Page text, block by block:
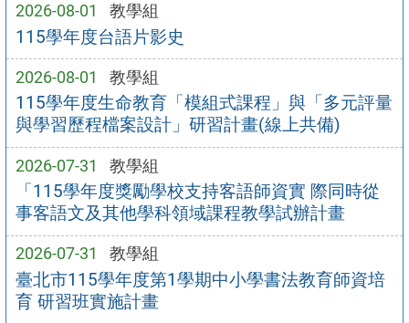
2026-08-01 教學組
115學年度台語片影史
2026-08-01 教學組
115學年度生命教育「模組式課程」與「多元評量
與學習歷程檔案設計」研習計畫(線上共備)
2026-07-31 教學組
「115學年度獎勵學校支持客語師資實 際同時從
事客語文及其他學科領域課程教學試辦計畫
2026-07-31 教學組
臺北市115學年度第1學期中小學書法教育師資培
育 研習班實施計畫